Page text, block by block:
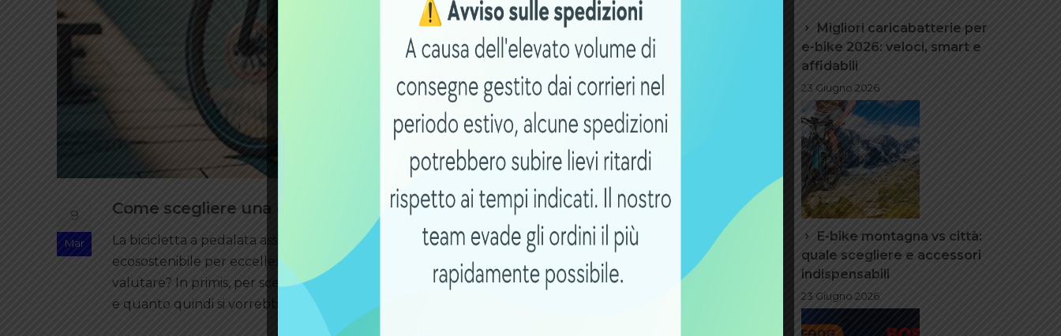
9
Mar
Come scegliere una ebike
La bicicletta a pedalata assistita con motore elettrico, la cosiddetta e-bike, è ormai diventata il mezzo
ecosostenibile per eccellenza. Ma come scegliere una ebike? Quali sono i criteri o i fattori da dover
valutare? In primis, per scegliere una bici elettrica bisogna considerare il budget che si ha a disposizione
e quanto quindi si vorrebbe spendere. Va poi tenuto conto
Migliori caricabatterie per
e-bike 2026: veloci, smart e
affidabili
23 Giugno 2026
E-bike montagna vs città:
quale scegliere e accessori
indispensabili
23 Giugno 2026